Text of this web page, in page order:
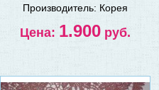
Производитель: Корея
Цена: 1.900 руб.